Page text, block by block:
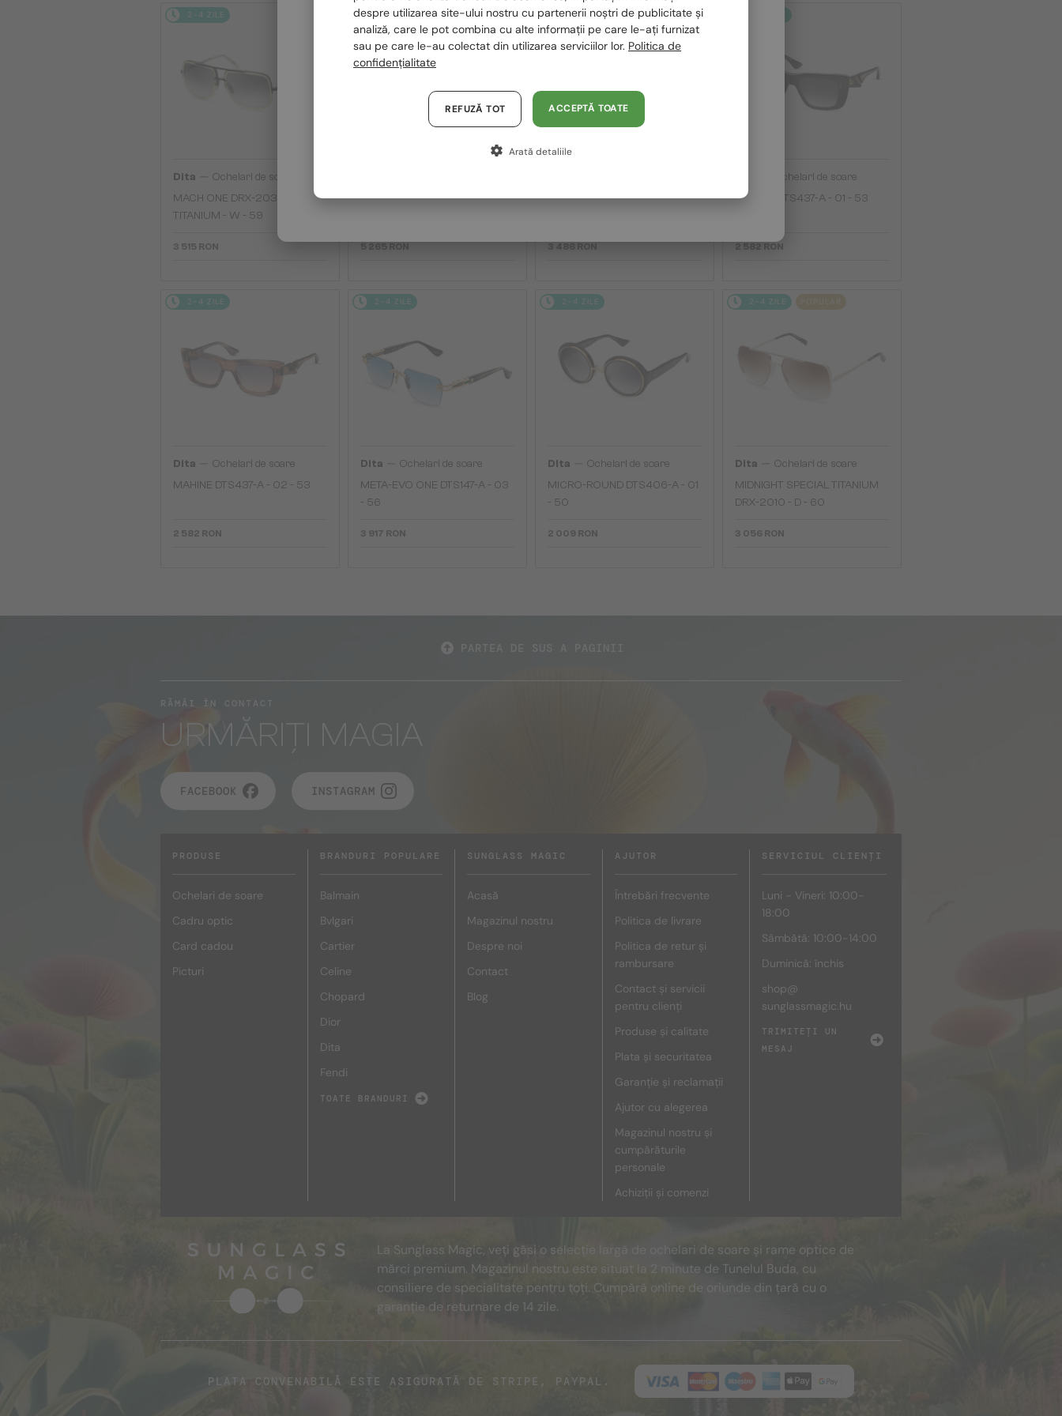
2-4 ZILE
Dita
Ochelari de soare
MACH ONE DRX-2030
TITANIUM - W - 59
3 515 RON
2-4 ZILE
MACH SIX//TITANIUM DTS121 -
5 265 RON
2-4 ZILE
MACH-S DTS412-A - 04 - 55
3 486 RON
Ochelari de soare
MAHINE DTS437-A - 01 - 53
2 582 RON
2-4 ZILE
Dita
Ochelari de soare
MAHINE DTS437-A - 02 - 53
2 582 RON
2-4 ZILE
Dita
Ochelari de soare
META-EVO ONE DTS147-A - 03
- 56
3 917 RON
2-4 ZILE
Dita
Ochelari de soare
MICRO-ROUND DTS406-A - 01
- 50
2 009 RON
2-4 ZILE
Dita
Ochelari de soare
MIDNIGHT SPECIAL TITANIUM
DRX-2010 - D - 60
3 056 RON
RĂMÂI ÎN CONTACT
URMĂRIȚI MAGIA
FACEBOOK INSTAGRAM
PRODUSE
Ochelari de soare
Cadru optic
Card cadou
Picturi
BRANDURI POPULARE
Balmain
Bvlgari
Cartier
Celine
Chopard
Dior
Dita
Fendi
TOATE BRANDURI
SUNGLASS MAGIC
Acasă
Magazinul nostru
Despre noi
Contact
Blog
AJUTOR
Întrebări frecvente
Politica de livrare
Politica de retur și
rambursare
Contact și servicii
pentru clienți
Produse și calitate
Plata și securitatea
Garanție și reclamații
Ajutor cu alegerea
Magazinul nostru și
cumpărăturile
personale
Achiziții și comenzi
SERVICIUL CLIENȚI
Luni - Vineri: 10:00-
18:00
Sâmbătă: 10:00-14:00
Duminică: închis
shop@
sunglassmagic.hu
TRIMITEȚI UN
MESAJ
La Sunglass Magic, veți găsi o selecție largă de ochelari de soare și rame optice de
mărci premium. Magazinul nostru este situat la 2 minute de Tunelul Buda, cu
consiliere de specialitate pentru toți. Cumpără online de oriunde din țară cu o
garanție de returnare de 14 zile.
PLATA CONVENABILĂ ESTE ASIGURATĂ DE STRIPE, PAYPAL.
Polska / PL
Magyarország / HU
Austria / AT
despre utilizarea site-ului nostru cu partenerii noștri de publicitate și
analiză, care le pot combina cu alte informații pe care le-ați furnizat
sau pe care le-au colectat din utilizarea serviciilor lor. Politica de
confidențialitate
ACCEPTĂ TOATE
REFUZĂ TOT
Arată detaliile